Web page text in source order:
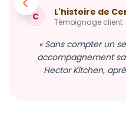
C L'histoire de
Témoignage client
« Sans compter un
accompagnement
Hector Kitchen,